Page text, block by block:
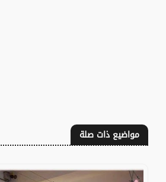
مواضيع ذات صلة